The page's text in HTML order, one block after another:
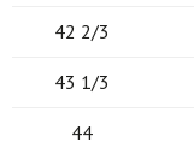
42 2/3
43 1/3
44